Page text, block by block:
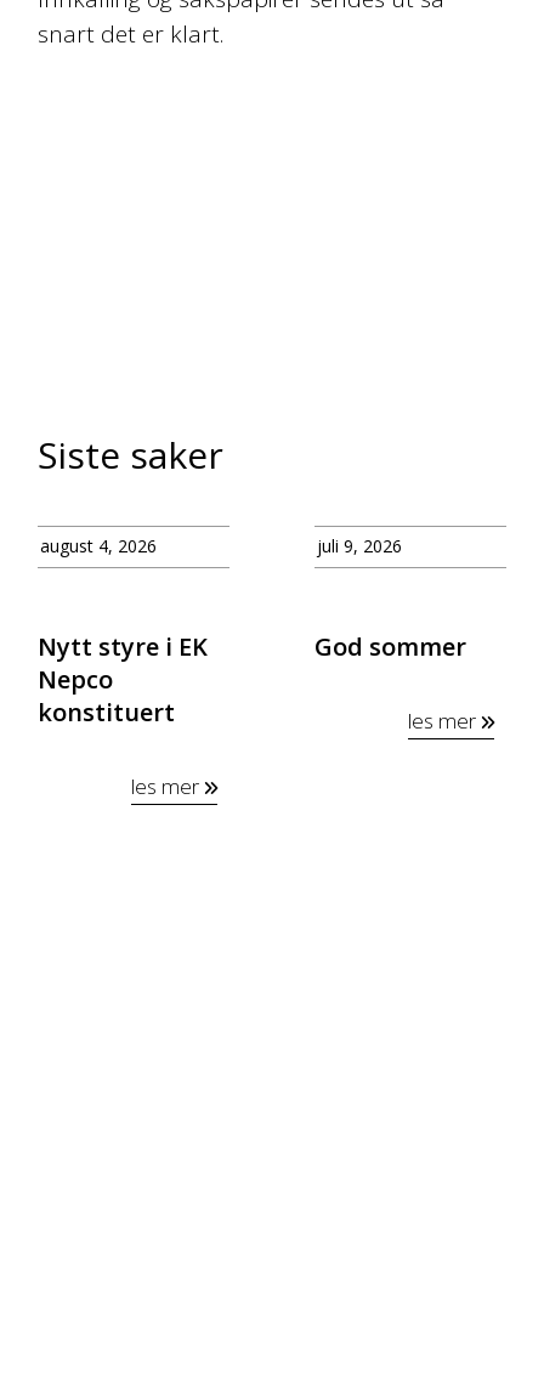
snart det er klart.
Siste saker
august 4, 2026
Nytt styre i EK
Nepco
konstituert
les mer
juli 9, 2026
God sommer
les mer